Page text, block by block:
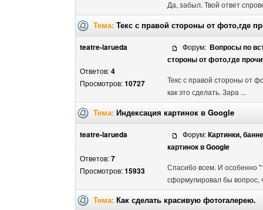
Да, забыл. Твой ответ
Тема: Текс с правой стороны от фото,где
teatre-larueda
Ответов:4
Просмотров:10727
Форум: Вопросы по
стороны от фото,где
Текс с правой стороны от
как это сделать. Зара ...
Тема: Индексация картинок в Google
teatre-larueda
Ответов:7
Просмотров:15933
Форум:Картинки,
картинок в Google
Спасибо всем. И особенно
сформулировал бы вопрос,
Тема: Как сделать красивую фотогалерею.